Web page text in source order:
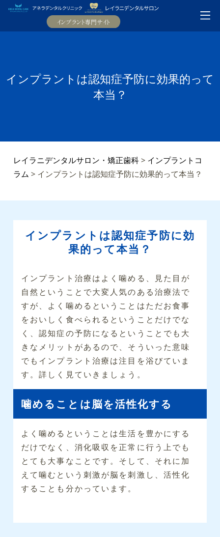
インプラントは認知症予防に効果的って
本当？
レイラニデンタルサロン・矯正歯科> インプラントコ
ラム > インプラントは認知症予防に効果的って本当？
インプラントは認知症予防に効
果的って本当？
インプラント治療はよく噛める、見た目が
自然ということで大変人気のある治療法で
すが、よく噛めるということはただお食事
をおいしく食べられるということだけでな
く、認知症の予防になるということでも大
きなメリットがあるので、そういった意味
でもインプラント治療は注目を浴びていま
す。詳しく見ていきましょう。
噛めることは脳を活性化する
よく噛めるということは生活を豊かにする
だけでなく、消化吸収を正常に行う上でも
とても大事なことです。そして、それに加
えて噛むという刺激が脳を刺激し、活性化
することも分かっています。